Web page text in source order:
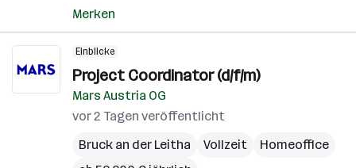
Merken
Einblicke
Project Coordinator (d/f/m)
Mars Austria OG
vor 2 Tagen veröffentlicht
Bruck an der Leitha
Vollzeit
Homeoffice